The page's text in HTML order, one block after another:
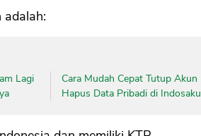
adalah:
Lagi
Cara Mudah Cepat Tutup Akun
Hapus Data Pribadi di Indosaku